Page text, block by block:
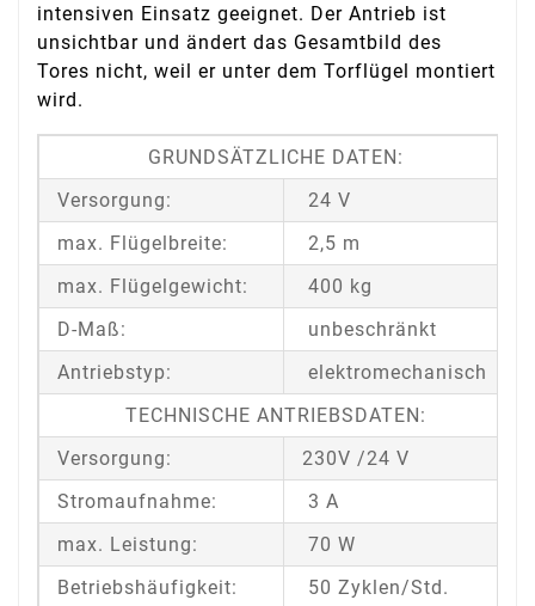
intensiven Einsatz geeignet. Der Antrieb ist
unsichtbar und ändert das Gesamtbild des
Tores nicht, weil er unter dem Torflügel montiert
wird.
GRUNDSÄTZLICHE DATEN:
Versorgung:
24 V
max. Flügelbreite:
2,5 m
max. Flügelgewicht:
400 kg
D-Maß:
unbeschränkt
Antriebstyp:
elektromechanisch
TECHNISCHE ANTRIEBSDATEN:
Versorgung:
230V /24 V
Stromaufnahme:
3 A
max. Leistung:
70 W
Betriebshäufigkeit:
50 Zyklen/Std.